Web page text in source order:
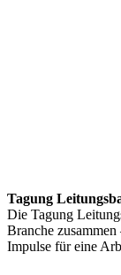
Tagung
Die Tagung
Branche
Impulse für eine